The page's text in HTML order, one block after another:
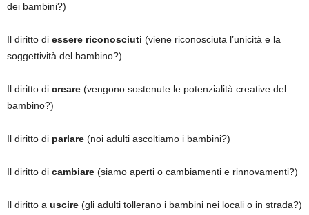
dei bambini?)
Il diritto di essere riconosciuti (viene riconosciuta l’unicità e la
soggettività del bambino?)
Il diritto di creare (vengono sostenute le potenzialità creative del
bambino?)
Il diritto di parlare (noi adulti ascoltiamo i bambini?)
Il diritto di cambiare (siamo aperti o cambiamenti e rinnovamenti?)
Il diritto a uscire (gli adulti tollerano i bambini nei locali o in strada?)